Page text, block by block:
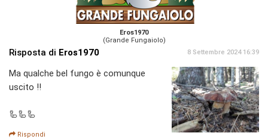
Eros1970
(Grande Fungaiolo)
Risposta di Eros1970 8 Settembre 2024 16:39
Ma qualche bel fungo è comunque
uscito !!
🦾🦾🦾
Rispondi